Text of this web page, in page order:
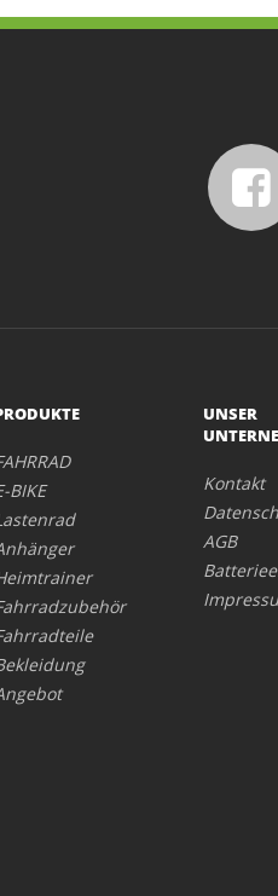
BIKE
UNSER
Kontakt
AGB